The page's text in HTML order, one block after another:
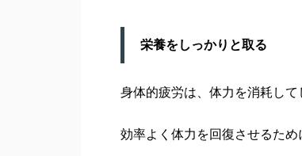
栄養をしっかりと取る
身体的疲労は、体力を消耗して
効率よく体力を回復させるため